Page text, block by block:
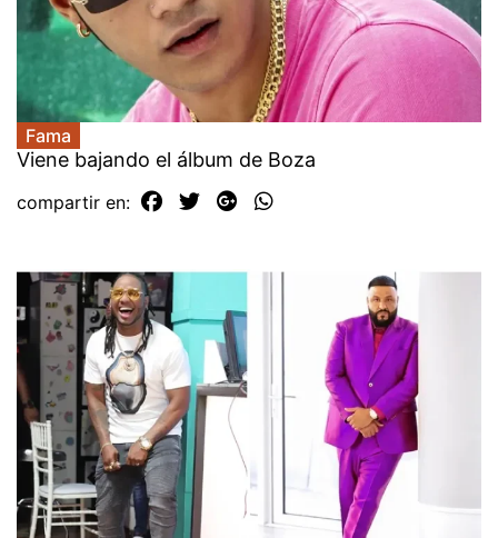
Fama
Viene bajando el álbum de Boza
compartir en: